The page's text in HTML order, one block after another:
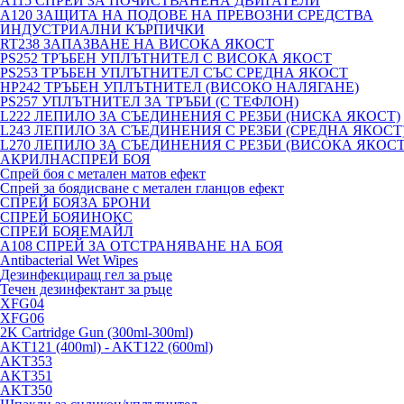
A120 ЗАЩИТА НА ПОДОВЕ НА ПРЕВОЗНИ СРЕДСТВА
ИНДУСТРИАЛНИ КЪРПИЧКИ
RT238 ЗАПАЗВАНЕ НА ВИСОКА ЯКОСТ
PS252 ТРЪБЕН УПЛЪТНИТЕЛ С ВИСОКА ЯКОСТ
PS253 ТРЪБЕН УПЛЪТНИТЕЛ СЪС СРЕДНА ЯКОСТ
HP242 ТРЪБЕН УПЛЪТНИТЕЛ (ВИСОКО НАЛЯГАНЕ)
PS257 УПЛЪТНИТЕЛ ЗА ТРЪБИ (С ТЕФЛОН)
L222 ЛЕПИЛО ЗА СЪЕДИНЕНИЯ С РЕЗБИ (НИСКА ЯКОСТ)
L243 ЛЕПИЛО ЗА СЪЕДИНЕНИЯ С РЕЗБИ (СРЕДНА
L270 ЛЕПИЛО ЗА СЪЕДИНЕНИЯ С РЕЗБИ (ВИСОКА
АКРИЛНАСПРЕЙ БОЯ
Спрей боя с метален матов ефект
Спрей за боядисване с метален гланцов ефект
СПРЕЙ БОЯЗА БРОНИ
СПРЕЙ БОЯИНОКС
СПРЕЙ БОЯЕМАЙЛ
A108 СПРЕЙ ЗА ОТСТРАНЯВАНЕ НА БОЯ
Antibacterial Wet Wipes
Дезинфекциращ гел за ръце
Течен дезинфектант за ръце
XFG04
XFG06
2K Cartridge Gun (300ml-300ml)
AKT121 (400ml) - AKT122 (600ml)
AKT353
AKT351
AKT350